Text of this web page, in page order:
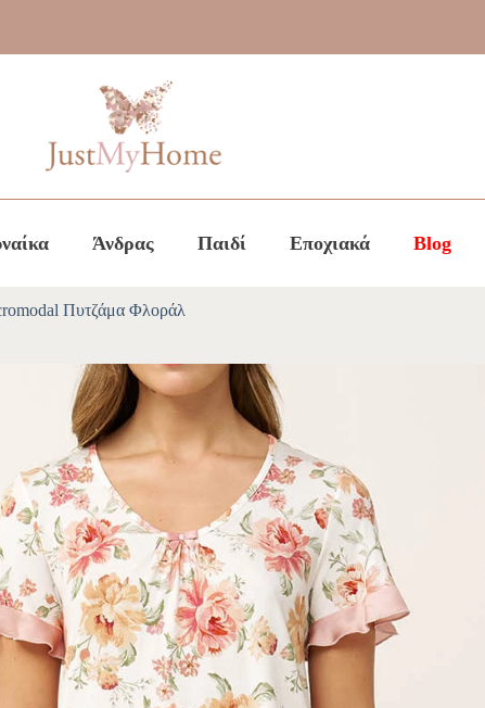
Άνδρας Παιδί Εποχιακά Blog
Πυτζάμα Φλοράλ